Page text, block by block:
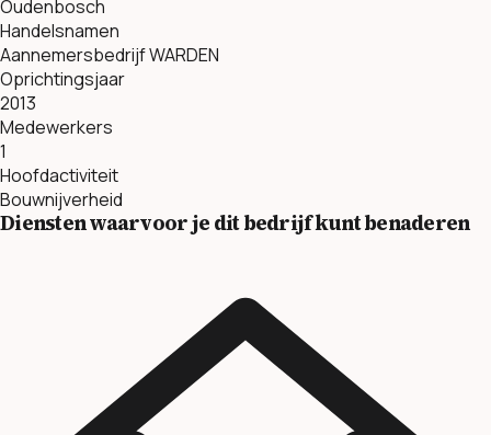
Oudenbosch
Handelsnamen
Aannemersbedrijf WARDEN
Oprichtingsjaar
2013
Medewerkers
1
Hoofdactiviteit
Bouwnijverheid
Diensten waarvoor je dit bedrijf kunt benaderen